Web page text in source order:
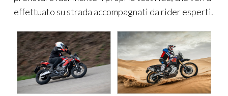
effettuato su strada accompagnati da rider esperti.